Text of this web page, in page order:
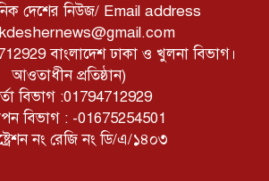
দেশের নিউজ/ Email address
বাংলাদেশ ঢাকা ও খুলনা বিভাগ।
আওতাধীন প্রতিষ্ঠান)
বিভাগ :01794712929
বিভাগ : -01675254501
নং রেজি নং ডি/এ/১৪০৩